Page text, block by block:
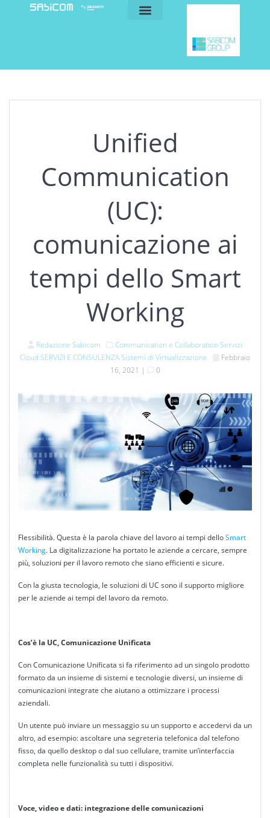
Unified
Communication
(UC):
comunicazione ai
tempi dello Smart
Working
Redazione Sabicom Communication e Collaboration Servizi
Cloud SERVIZI E CONSULENZASistemi di Virtualizzazione
Febbraio
16, 2021 | 0
Flessibilità. Questa è la parola chiave del lavoro ai tempi delloSmart
Working. La digitalizzazione ha portato le aziende a cercare, sempre
più, soluzioni per il lavoro remoto che siano efficienti e sicure.
Con la giusta tecnologia, le soluzioni di UC sono il supporto migliore
per le aziende ai tempi del lavoro da remoto.
Cos’è la UC, Comunicazione Unificata
Con Comunicazione Unificata si fa riferimento ad un singolo prodotto
formato da un insieme di sistemi e tecnologie diversi, un insieme di
comunicazioni integrate che aiutano a ottimizzare i processi
aziendali.
Un utente può inviare un messaggio su un supporto e accedervi da un
altro, ad esempio: ascoltare una segreteria telefonica dal telefono
fisso, da quello desktop o dal suo cellulare, tramite un’interfaccia
completa nelle funzionalità su tutti i dispositivi.
Voce, video e dati: integrazione delle comunicazioni